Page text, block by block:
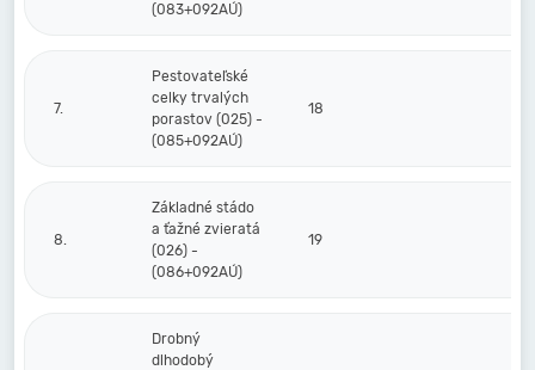
(083+092AÚ)
7.
Pestovateľské
celky trvalých
porastov (025) -
(085+092AÚ)
18
8.
Základné stádo
a ťažné zvieratá
(026) -
(086+092AÚ)
19
Drobný
dlhodobý